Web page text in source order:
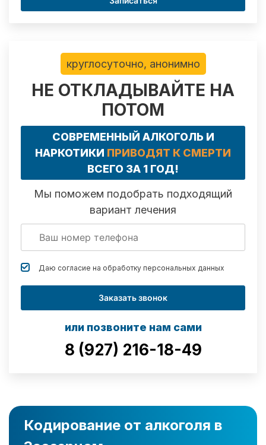
круглосуточно, анонимно
НЕ ОТКЛАДЫВАЙТЕ НА
ПОТОМ
СОВРЕМЕННЫЙ АЛКОГОЛЬ И
НАРКОТИКИ ПРИВОДЯТ К СМЕРТИ
ВСЕГО ЗА 1 ГОД!
Мы поможем подобрать подходящий
вариант лечения
Даю согласие на обработку персональных данных
Заказать звонок
или позвоните нам сами
8 (927) 216-18-49
Кодирование от алкоголя в